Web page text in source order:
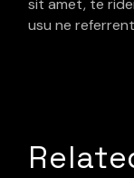
sit amet, te
usu ne